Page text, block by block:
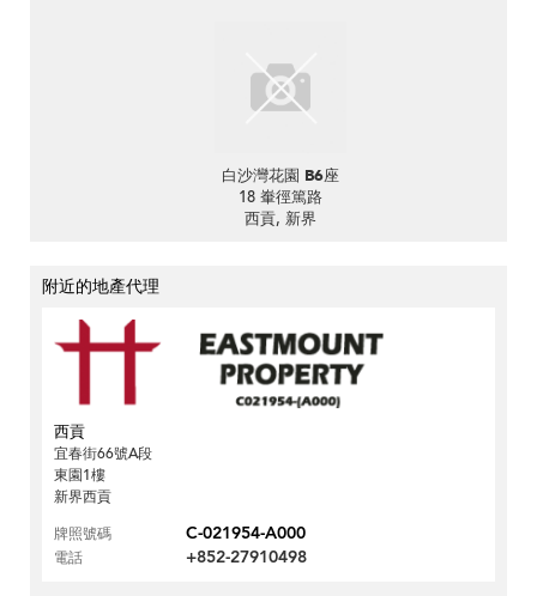
白沙灣花園 B6座
18 輋徑篤路
西貢, 新界
附近的地產代理
西貢
宜春街66號A段
東園1樓
新界西貢
牌照號碼
C-021954-A000
電話 +852-27910498